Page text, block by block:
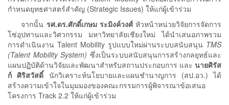
กำหนดยุทธศาสตร์สำคัญ (Strategic Issues) ให้แก่ผู้เข้าร่วม
จากนั้น รศ.ดร.ศักดิ์เกษม ระมิงค์วงศ์หัวหน้าหน่วยวิจัยการจัดการ
โซ่อุปทานและวิศวกรรม มหาวิทยาลัยเชียงใหม่ ได้นำเสนอภาพรวม
การดำเนินงาน Talent Mobility รูปแบบใหม่ผ่านระบบสนับสนุน TMS
(Talent Mobility System) ซึ่งเป็นระบบสนับสนุนการสร้างกลยุทธ์และ
แผนปฏิบัติด้านวิจัยและพัฒนาสำหรับสถานประกอบการ และ นายศิรัส
ก์ ศิริสวัสดิ์ นักวิเคราะห์นโยบายและแผนชำนาญการ (สป.อว.) ได้
สร้างความเข้าใจในมุมมองของคณะกรรมการผู้พิจารณาข้อเสนอ
โครงการ Track 2.2 ให้แก่ผู้เข้าร่วม